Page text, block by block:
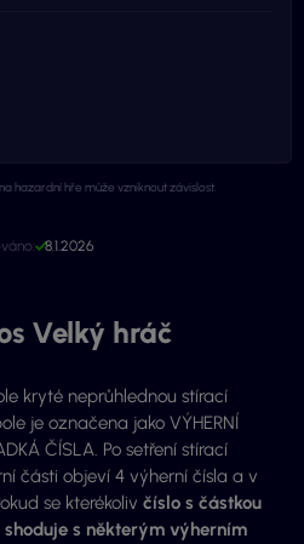
hazardní hře může vzniknout závislost.
8.1.2026
Velký hráč
kryté neprůhlednou stírací
je označena jako VÝHERNÍ
ČÍSLA. Po setření stírací
části objeví 4 výherní čísla a v
se kterékoliv číslo s částkou
s některým výherním